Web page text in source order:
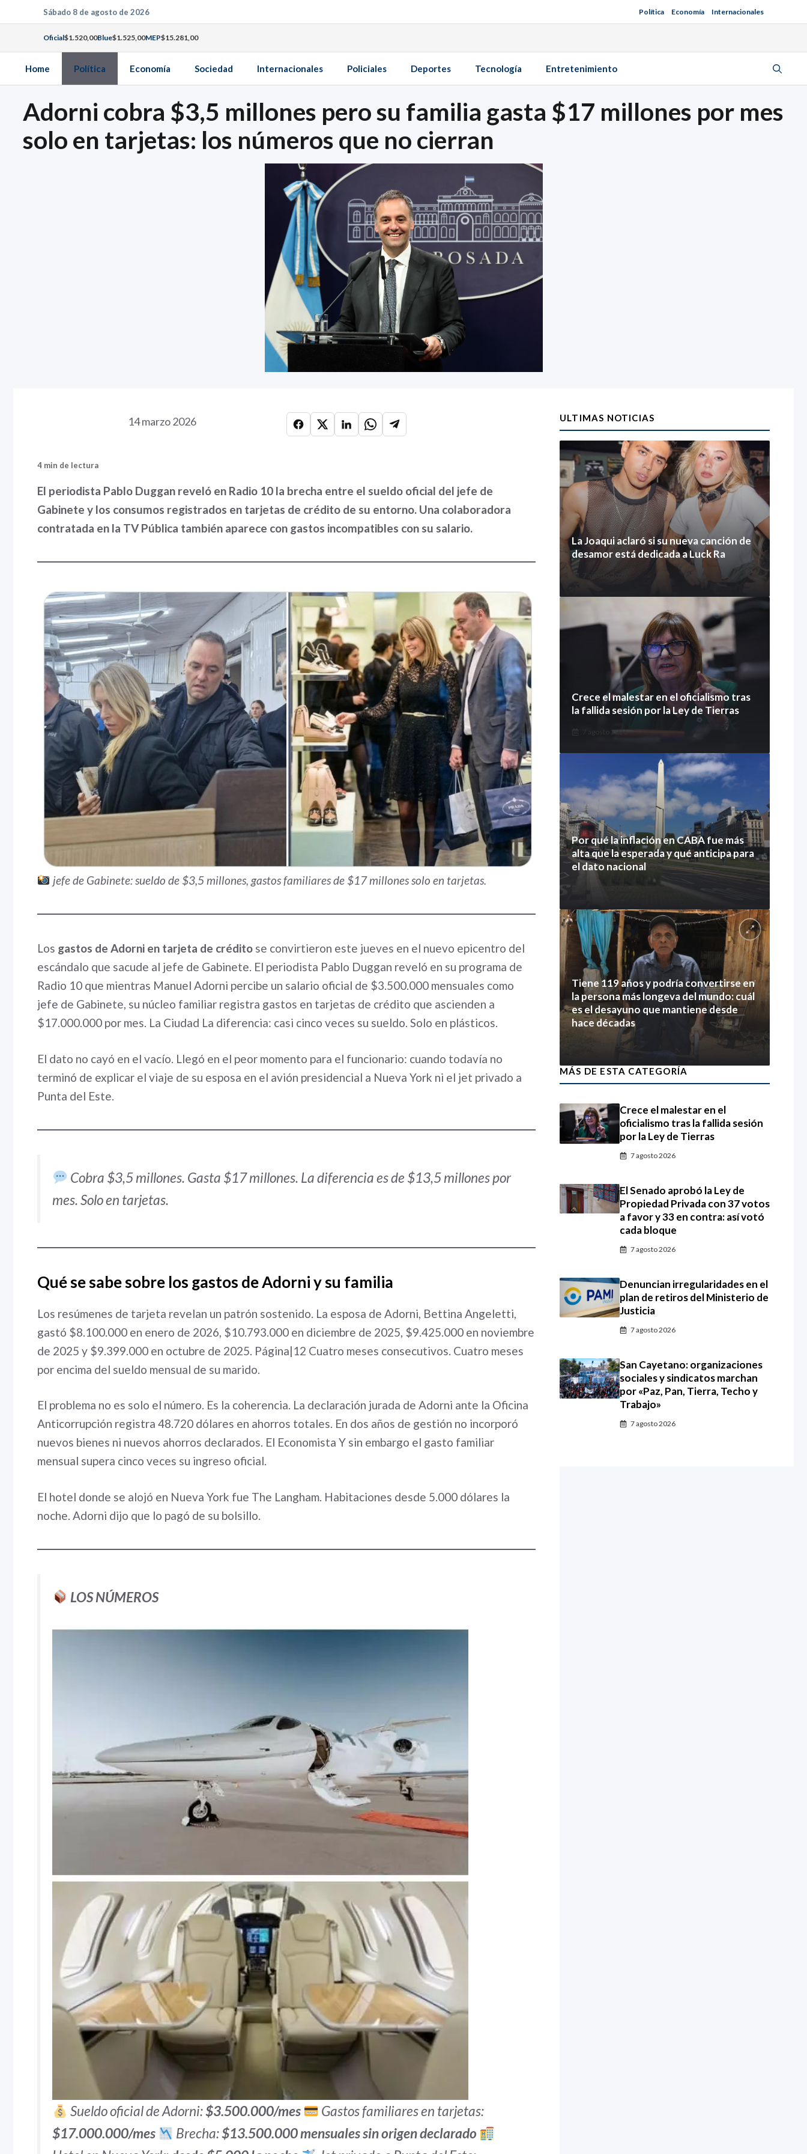
al
contenido
Sábado 8 de agosto de 2026 Política Economía Internacionales
Oficial$1.520,00Blue$1.525,00MEP$15.281,00
Home Política Economía Sociedad Internacionales Policiales Deportes Tecnología Entretenimiento
Adorni cobra $3,5 millones pero su familia gasta $17 millones por mes
solo en tarjetas: los números que no cierran
14 marzo 2026
4 min de lectura
El periodista Pablo Duggan reveló en Radio 10 la brecha entre el sueldo oficial del jefe de
Gabinete y los consumos registrados en tarjetas de crédito de su entorno. Una colaboradora
contratada en la TV Pública también aparece con gastos incompatibles con su salario.
jefe de Gabinete: sueldo de $3,5 millones, gastos familiares de $17 millones solo en tarjetas.
Los gastos de Adorni en tarjeta de crédito se convirtieron este jueves en el nuevo epicentro del
escándalo que sacude al jefe de Gabinete. El periodista Pablo Duggan reveló en su programa de
Radio 10 que mientras Manuel Adorni percibe un salario oficial de $3.500.000 mensuales como
jefe de Gabinete, su núcleo familiar registra gastos en tarjetas de crédito que ascienden a
$17.000.000 por mes. La Ciudad La diferencia: casi cinco veces su sueldo. Solo en plásticos.
El dato no cayó en el vacío. Llegó en el peor momento para el funcionario: cuando todavía no
terminó de explicar el viaje de su esposa en el avión presidencial a Nueva York ni el jet privado a
Punta del Este.
Cobra $3,5 millones. Gasta $17 millones. La diferencia es de $13,5 millones por
mes. Solo en tarjetas.
Qué se sabe sobre los gastos de Adorni y su familia
Los resúmenes de tarjeta revelan un patrón sostenido. La esposa de Adorni, Bettina Angeletti,
gastó $8.100.000 en enero de 2026, $10.793.000 en diciembre de 2025, $9.425.000 en noviembre
de 2025 y $9.399.000 en octubre de 2025. Página|12 Cuatro meses consecutivos. Cuatro meses
por encima del sueldo mensual de su marido.
El problema no es solo el número. Es la coherencia. La declaración jurada de Adorni ante la Oficina
Anticorrupción registra 48.720 dólares en ahorros totales. En dos años de gestión no incorporó
nuevos bienes ni nuevos ahorros declarados. El Economista Y sin embargo el gasto familiar
mensual supera cinco veces su ingreso oficial.
El hotel donde se alojó en Nueva York fue The Langham. Habitaciones desde 5.000 dólares la
noche. Adorni dijo que lo pagó de su bolsillo.
LOS NÚMEROS
Sueldo oficial de Adorni:$3.500.000/mes
Gastos familiares en tarjetas:
$17.000.000/mes
Brecha:$13.500.000 mensuales sin origen declarado
ULTIMAS NOTICIAS
La Joaqui aclaró si su nueva canción de
desamor está dedicada a Luck Ra
7 agosto 2026
Crece el malestar en el oficialismo tras
la fallida sesión por la Ley de Tierras
7 agosto 2026
Por qué la inflación en CABA fue más
alta que la esperada y qué anticipa para
el dato nacional
Tiene 119 años y podría convertirse en
la persona más longeva del mundo: cuál
es el desayuno que mantiene desde
hace décadas
7 agosto 2026
MÁS DE ESTA CATEGORÍA
Crece el malestar en el
oficialismo tras la fallida sesión
por la Ley de Tierras
7 agosto 2026
El Senado aprobó la Ley de
Propiedad Privada con 37 votos
a favor y 33 en contra: así votó
cada bloque
7 agosto 2026
Denuncian irregularidades en el
plan de retiros del Ministerio de
Justicia
7 agosto 2026
San Cayetano: organizaciones
sociales y sindicatos marchan
por «Paz, Pan, Tierra, Techo y
Trabajo»
7 agosto 2026